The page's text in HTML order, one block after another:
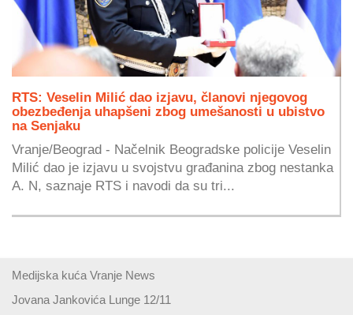
RTS: Veselin Milić dao izjavu, članovi njegovog
obezbeđenja uhapšeni zbog umešanosti u ubistvo
na Senjaku
Vranje/Beograd - Načelnik Beogradske policije Veselin
Milić dao je izjavu u svojstvu građanina zbog nestanka
A. N, saznaje RTS i navodi da su tri...
Medijska kuća Vranje News
Jovana Jankovića Lunge 12/11